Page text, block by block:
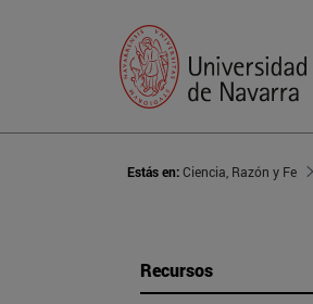
Estás en:Ciencia, Razón y Fe
Recursos